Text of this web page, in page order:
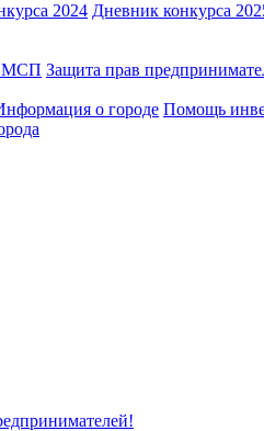
2024 Дневник конкурса
МСП Защита прав
о городе Помощь